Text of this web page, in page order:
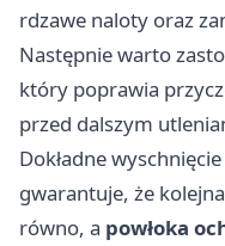
rdzawe naloty oraz
Następnie warto
który poprawia
przed dalszym
Dokładne
gwarantuje, że
równo, a powłoka